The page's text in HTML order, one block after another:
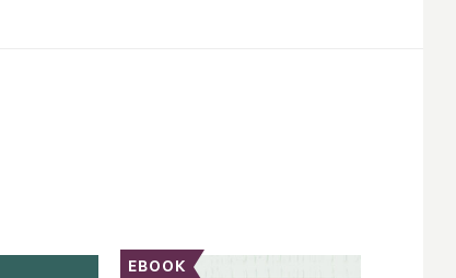
EBOOK